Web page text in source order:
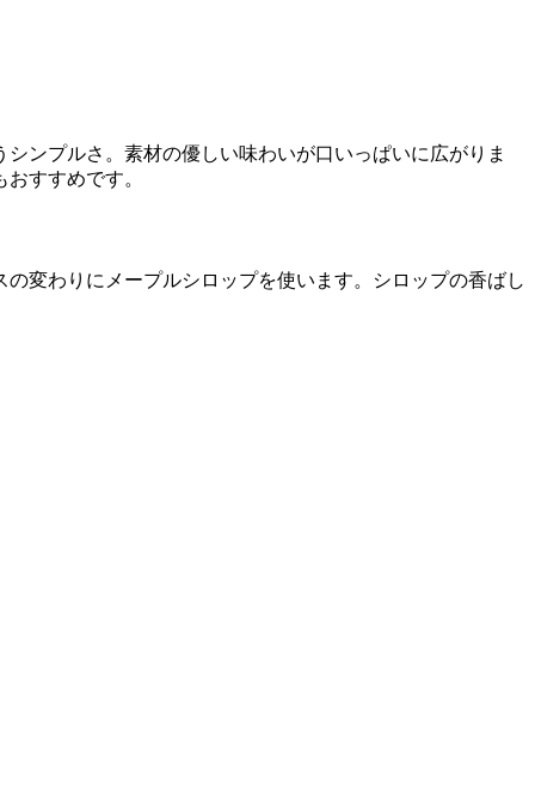
ンプルさ。素材の優しい味わいが口いっぱいに広がりま
すすめです。
変わりにメープルシロップを使います。シロップの香ばし